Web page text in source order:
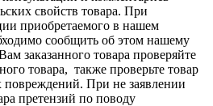
свойств товара. При
приобретаемого в нашем
сообщить об этом нашему
заказанного товара проверяйте
товара, также проверьте товар
повреждений. При не заявлении
претензий по поводу